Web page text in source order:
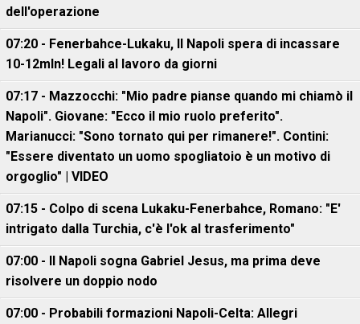
dell'operazione
07:20 - Fenerbahce-Lukaku, ll Napoli spera di incassare
10-12mln! Legali al lavoro da giorni
07:17 - Mazzocchi: "Mio padre pianse quando mi chiamò il
Napoli". Giovane: "Ecco il mio ruolo preferito".
Marianucci: "Sono tornato qui per rimanere!". Contini:
"Essere diventato un uomo spogliatoio è un motivo di
orgoglio" | VIDEO
07:15 - Colpo di scena Lukaku-Fenerbahce, Romano: "E'
intrigato dalla Turchia, c'è l'ok al trasferimento"
07:00 - Il Napoli sogna Gabriel Jesus, ma prima deve
risolvere un doppio nodo
07:00 - Probabili formazioni Napoli-Celta: Allegri